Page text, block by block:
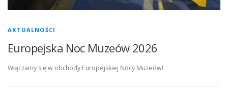
AKTUALNOŚCI
Europejska Noc Muzeów 2026
Włączamy się w obchody Europejskiej Nocy Muzeów!